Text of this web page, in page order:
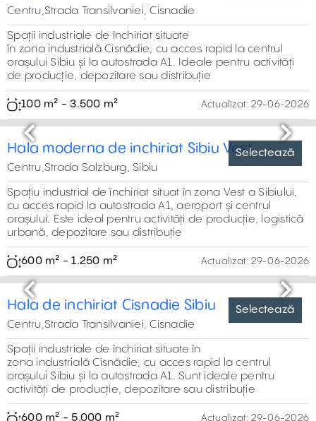
Previous Next
Spatiu industrial de inchiriat in Sibiu-Piata
Cibin
Centru,Piata Cibin, Sibiu
Spații industriale de închiriat sunt situate în zona centrală
a orașului Sibiu, în apropierea Pieței Cibin. Sunt ideale
pentru activități de producție, depozitare sau distribuție
200 m² - 3.000 m² Actualizat: 29-06-2026